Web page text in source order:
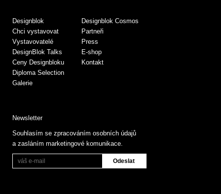
Designblok
Chci vystavovat
Vystavovatelé
DesignBlok Talks
Ceny Designbloku
Diploma Selection
Galerie
Designblok Cosmos
Partneři
Press
E-shop
Kontakt
Newsletter
Souhlasím se zpracováním osobních údajů
a zasláním marketingové komunikace.